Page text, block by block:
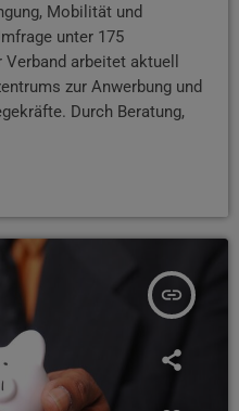
Mobilität und
unter 175
arbeitet aktuell
zur Anwerbung und
Durch Beratung,
insert_link